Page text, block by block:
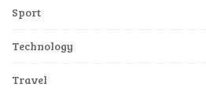
Sport
Technology
Travel